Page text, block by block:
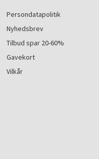
Persondatapolitik
Nyhedsbrev
Tilbud spar 20-60%
Gavekort
Vilkår